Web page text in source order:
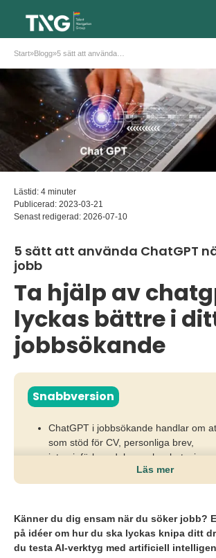
Start»Blogg»
Lästid: 4 minuter
Publicerad: 2023-03-21
Senast redigerad: 2026-07-10
5 sätt att använda ChatGPT
jobb
Ta hjälp av
lyckas bättre i
jobbsökande
Snabbversion
ChatGPT i jobbsökande handlar om
som stöd för CV, personliga brev,
intervjuförberedelser och
spara tid och få bättre struktur.
du skicka en generisk ansökan som
kompetens eller personlighet och
arbetsgivares intresse.
Läs mer
Känner du dig ensam när du söker jobb?
på idéer om hur du ska lyckas knipa ditt
du testa AI-verktyg med artificiell